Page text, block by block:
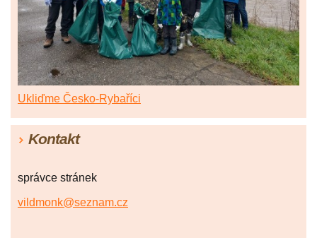
Ukliďme Česko-Rybaříci
Kontakt
správce stránek
vildmonk@seznam.cz